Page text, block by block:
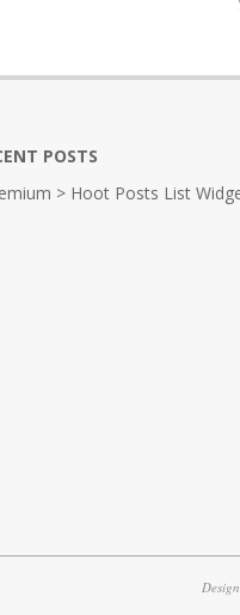
POSTS
> Hoot Posts List